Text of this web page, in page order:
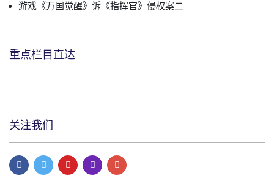
游戏《万国觉醒》诉《指挥官》侵权案二
重点栏目直达
关注我们